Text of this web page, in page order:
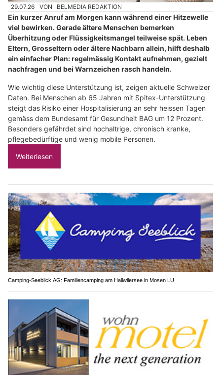
29.07.26 VON BELMEDIA REDAKTION
Ein kurzer Anruf am Morgen kann während einer Hitzewelle
viel bewirken. Gerade ältere Menschen bemerken
Überhitzung oder Flüssigkeitsmangel teilweise spät. Leben
Eltern, Grosseltern oder ältere Nachbarn allein, hilft deshalb
ein einfacher Plan: regelmässig Kontakt aufnehmen, gezielt
nachfragen und bei Warnzeichen rasch handeln.
Wie wichtig diese Unterstützung ist, zeigen aktuelle Schweizer
Daten. Bei Menschen ab 65 Jahren mit Spitex-Unterstützung
steigt das Risiko einer Hospitalisierung an sehr heissen Tagen
gemäss dem Bundesamt für Gesundheit BAG um 12 Prozent.
Besonders gefährdet sind hochaltrige, chronisch kranke,
pflegebedürftige und wenig mobile Personen.
Weiterlesen
Camping-Seeblick AG: Familiencamping am Hallwilersee in Mosen LU